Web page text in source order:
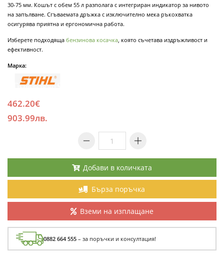
30-75 мм. Кошът с обем 55 л разполага с интегриран индикатор за нивото
на запълване. Сгъваемата дръжка с изключително мека ръкохватка
осигурява приятна и ергономична работа.
Изберете подходяща бензинова косачка , която съчетава издръжливост и
ефективност.
Марка:
462.20€
903.99лв.
Добави в количката
Бърза поръчка
Вземи на изплащане
0882 664 555 – за поръчки и консултация!